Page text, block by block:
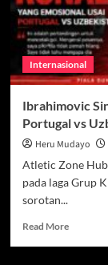
Internasional
Ibrahimovic
Portugal vs
Heru Mudayo
Atletic Zone
pada laga Grup
sorotan...
Read MoreRead